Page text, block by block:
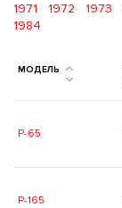
1971
1972 1973
1984
МОДЕЛЬ
P-65
P-165